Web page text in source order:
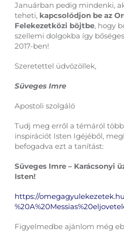
Januárban pedig mindenki,
teheti, kapcsolódjon be az
Felekezetközi böjtbe, hogy
szellemi dolgokba így
2017-ben!
Szeretettel üdvözöllek,
Süveges Imre
Apostoli szolgáló
Tudj meg erről a témáról
inspirációt Isten Igéjéből,
befogadva ezt a tanítást:
Süveges Imre – Karácsonyi
Isten!
https://
Figyelmedbe ajánlom még